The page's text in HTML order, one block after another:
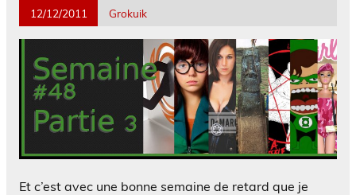
12/12/2011 Grokuik
Et c’est avec une bonne semaine de retard que je